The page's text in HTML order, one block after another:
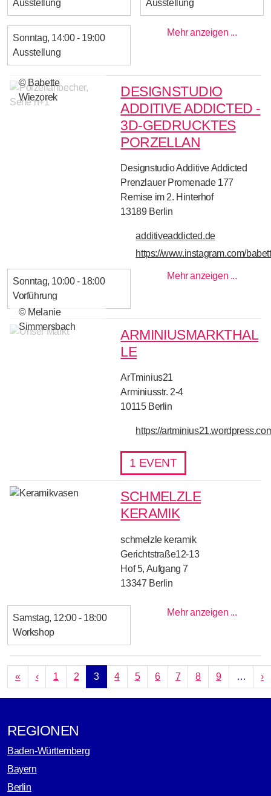
Ausstellung Ausstellung
Sonntag 14:00 - 19:00
Ausstellung
Mehr anzeigen ...
© Babette
Wiezorek
DESIGNSTUDIO
ADDITIVE ADDICTED -
3D-GEDRUCKTES
PORZELLAN
Designstudio Additive Addicted
Prenzlauer Promenade 177
Remise im 2. Hinterhof
13189 Berlin
additiveaddicted.de
https://www.instagram.com/
Sonntag 10:00 - 18:00
Vorführung
Mehr anzeigen ...
© Melanie
Simmersbach
ARMINIUSMARKTHAL
LE
ArTminius21
Arminiusstr. 2-4
10115 Berlin
https://
1 EVENT
SCHMELZLE
KERAMIK
schmelzle keramik
Gerichtstraße12-13
Hof 5, Aufgang 7
13347 Berlin
Samstag 12:00 - 18:00
Workshop
Mehr anzeigen ...
SEITENNUMMERIERUNG
«Erste Seite
‹Vorherige Seite
1 2 3 4 5 6 7 8 9 … ›
REGIONEN
Baden-Württemberg
Bayern
Berlin